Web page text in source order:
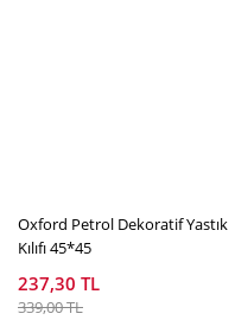
Oxford Petrol Dekoratif Yastık
Kılıfı 45*45
237,30 TL
339,00 TL